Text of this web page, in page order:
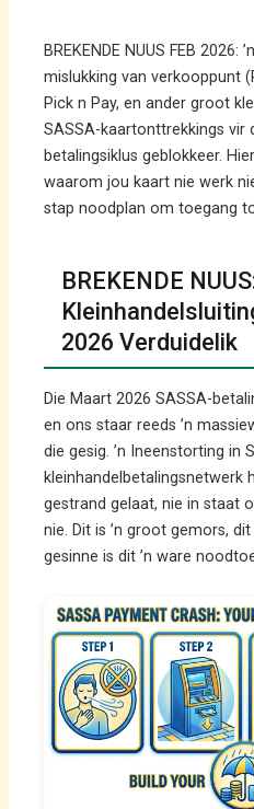
BREKENDE NUUS FEB 2026:
mislukking van verkooppunt
Pick n Pay, en ander groot
SASSA-kaartonttrekkings vir
betalingsiklus geblokkeer.
waarom jou kaart nie werk
stap noodplan om toegang
BREKENDE
2026 Verduidelik
Die Maart 2026 SASSA-
en ons staar reeds ’n
die gesig. ’n Ineenstorting in
kleinhandelbetalingsnetwerk
gestrand gelaat, nie in staat
nie. Dit is ’n groot gemors,
gesinne is dit ’n ware